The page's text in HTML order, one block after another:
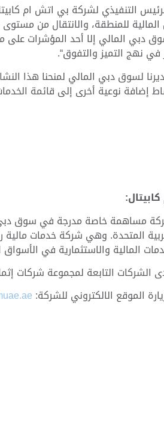
التنفيذي لشركة بي اتش ام
للمنطقة، والانتقال من
دبي المالي إلا أحد المؤشرات على
في نهج التميز والتفوق“.
لسوق دبي المالي لمنحنا هذا
إضافة نوعية أخرى إلى قائمة
مساهمة خاصة مدرجة في سوق دبي
المالية والاستثمارية في الأسواق
التابعة لمجموعة شركات
الموقع الالكتروني للشركة: